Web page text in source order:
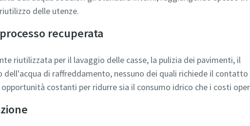
delle utenze.
recuperata
riutilizzata per il lavaggio delle casse, la pulizia dei pavimenti, il
dell'acqua di raffreddamento, nessuno dei quali richiede il
costanti per ridurre sia il consumo idrico che i costi